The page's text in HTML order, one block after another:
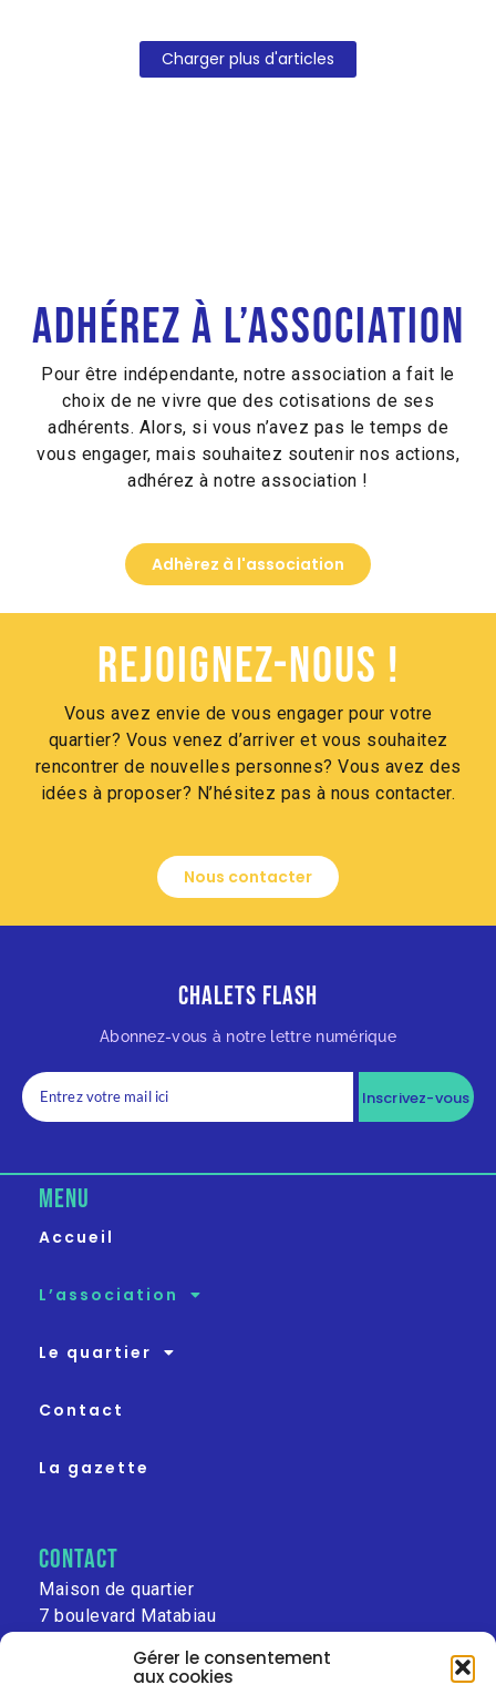
Gérer le consentement
aux cookies
Charger plus d'articles
Adhérez à l’association
Pour être indépendante, notre association a fait le
choix de ne vivre que des cotisations de ses
adhérents. Alors, si vous n’avez pas le temps de
vous engager, mais souhaitez soutenir nos actions,
adhérez à notre association !
Adhèrez à l'association
Rejoignez-nous !
Vous avez envie de vous engager pour votre
quartier? Vous venez d’arriver et vous souhaitez
rencontrer de nouvelles personnes? Vous avez des
idées à proposer? N’hésitez pas à nous contacter.
Nous contacter
Chalets Flash
Abonnez-vous à notre lettre numérique
Inscrivez-vous
MENU
Accueil
L’association
Le quartier
Contact
La gazette
contact
Maison de quartier
7 boulevard Matabiau